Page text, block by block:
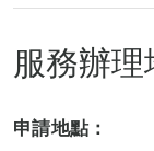
服務辦
申請地點：